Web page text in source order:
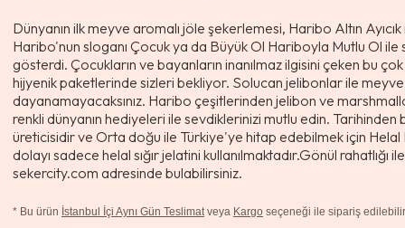
Dünyanın ilk meyve aromalı jöle şekerlemesi, Haribo Altın
Haribo'nun sloganı Çocuk ya da Büyük Ol Hariboyla Mutlu Ol
gösterdi. Çocukların ve bayanların inanılmaz ilgisini çeken bu
hijyenik paketlerinde sizleri bekliyor. Solucan jelibonlar ile
dayanamayacaksınız. Haribo çeşitlerinden jelibon ve
renkli dünyanın hediyeleri ile sevdiklerinizi mutlu edin.
üreticisidir ve Orta doğu ile Türkiye'ye hitap edebilmek için
dolayı sadece helal sığır jelatini kullanılmaktadır.Gönül
sekercity.com adresinde bulabilirsiniz.
* Bu ürün İstanbul İçi Aynı Gün Teslimatveya Kargo seçeneği ile sipariş